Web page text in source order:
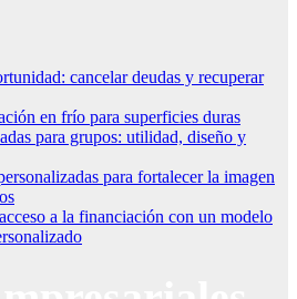
cancelar deudas y recuperar
en frío para superficies duras
para grupos: utilidad, diseño y
para fortalecer la imagen
a la financiación con un modelo